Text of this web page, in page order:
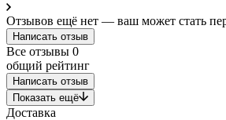
Отзывов ещё нет — ваш может стать
Написать отзыв
Все отзывы 0
общий рейтинг
Написать отзыв
Показать ещё
Доставка